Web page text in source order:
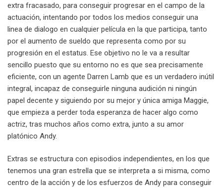
extra fracasado, para conseguir progresar en el campo de la
actuación, intentando por todos los medios conseguir una
linea de dialogo en cualquier película en la que participa, tanto
por el aumento de sueldo que representa como por su
progresión en el estatus. Ese objetivo no le va a resultar
sencillo puesto que su entorno no es que sea precisamente
eficiente, con un agente Darren Lamb que es un verdadero inútil
integral, incapaz de conseguirle ninguna audición ni ningún
papel decente y siguiendo por su mejor y única amiga Maggie,
que empieza a perder toda esperanza de hacer algo como
actriz, tras muchos años como extra, junto a su amor
platónico Andy.
Extras se estructura con episodios independientes, en los que
tenemos una gran estrella que se interpreta a si misma, como
centro de la acción y de los esfuerzos de Andy para conseguir